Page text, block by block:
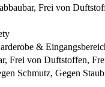
Frei von
&
Frei von Duftstoffen,
Schmutz, Gegen Staub